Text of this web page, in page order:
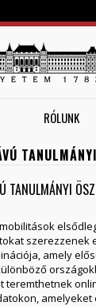
RÓLUNK
TANULMÁNYI
szerezzenek
amely
teremthetnek